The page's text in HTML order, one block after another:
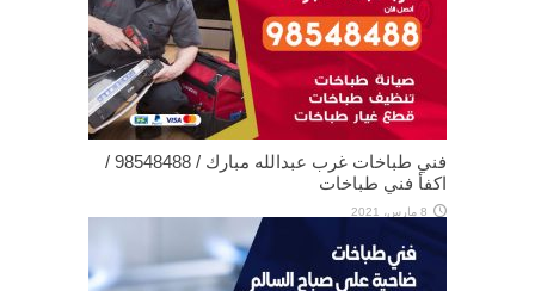
فني طباخات غرب عبدالله مبارك / 98548488 /
اكفأ فني طباخات
8 مارس، 2021